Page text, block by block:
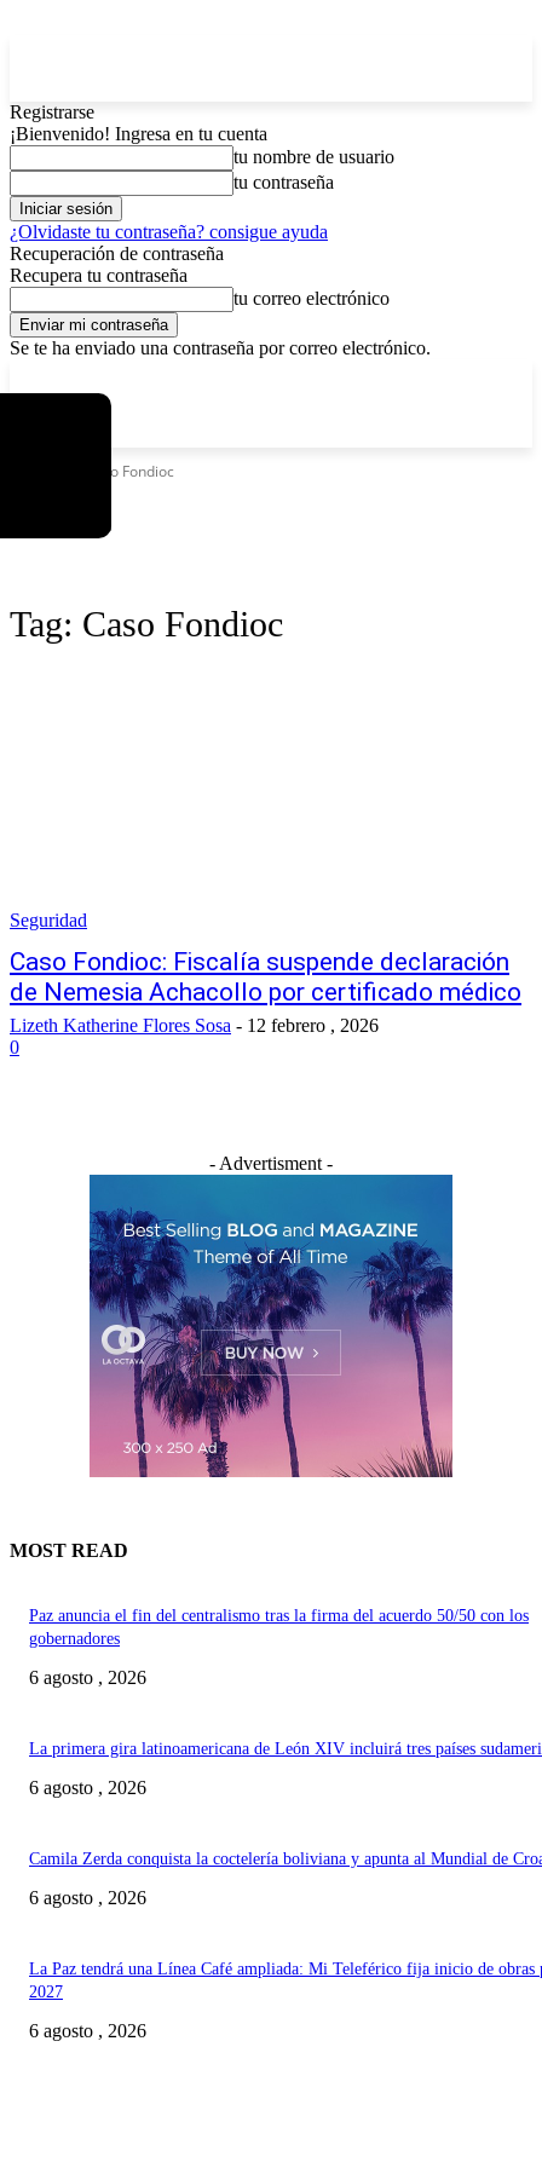
Registrarse
¡Bienvenido! Ingresa en tu cuenta
tu nombre de usuario
tu contraseña
¿Olvidaste tu contraseña? consigue ayuda
Recuperación de contraseña
Recupera tu contraseña
tu correo electrónico
Se te ha enviado una contraseña por correo electrónico.
Caso Fondioc
Tag: Caso Fondioc
Seguridad
Caso Fondioc: Fiscalía suspende declaración
de Nemesia Achacollo por certificado médico
Lizeth Katherine Flores Sosa - 12 febrero , 2026
0
- Advertisment -
MOST READ
Paz anuncia el fin del centralismo tras la firma del acuerdo 50/50 con los
gobernadores
6 agosto , 2026
La primera gira latinoamericana de León XIV incluirá tres países
6 agosto , 2026
Camila Zerda conquista la coctelería boliviana y apunta al Mundial de
6 agosto , 2026
La Paz tendrá una Línea Café ampliada: Mi Teleférico fija inicio de obras
2027
6 agosto , 2026